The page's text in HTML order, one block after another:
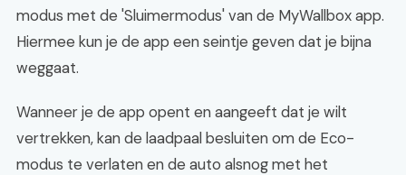
modus met de 'Sluimermodus' van de MyWallbox app.
Hiermee kun je de app een seintje geven dat je bijna
weggaat.
Wanneer je de app opent en aangeeft dat je wilt
vertrekken, kan de laadpaal besluiten om de Eco-
modus te verlaten en de auto alsnog met het